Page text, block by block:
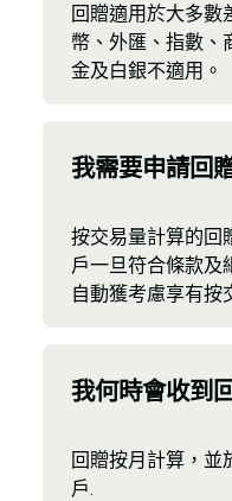
回贈適用於大多數
幣、外匯、指數、
金及白銀不適用。
我需要申請回
按交易量計算的回
戶一旦符合條款及
自動獲考慮享有按
我何時會收到
回贈按月計算，並
戶.